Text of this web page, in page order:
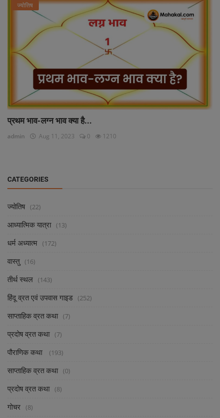
ज्योतिष
प्रथम भाव-लग्न भाव क्या है...
admin Aug 11, 2023 0 1210
CATEGORIES
ज्योतिष (22)
आध्यात्मिक यात्रा (13)
धर्म अध्यात्म (172)
वास्तु (16)
तीर्थ स्थल (143)
हिंदू व्रत एवं उपवास गाइड (252)
साप्ताहिक व्रत कथा (7)
प्रदोष व्रत कथा (7)
पौराणिक कथा (193)
साप्ताहिक व्रत कथा (0)
प्रदोष व्रत कथा (8)
गोचर (8)